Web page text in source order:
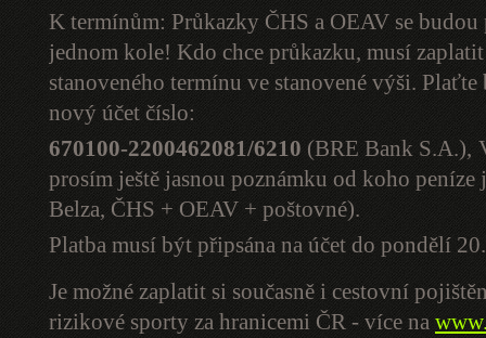
K termínům: Průkazky ČHS a OEAV se
jednom kole! Kdo chce průkazku, musí
stanoveného termínu ve stanovené výši.
nový účet číslo:
670100-2200462081/6210 (BRE Bank S.A.),
prosím ještě jasnou poznámku od koho
Belza, ČHS + OEAV + poštovné).
Platba musí být připsána na účet do pondělí
Je možné zaplatit si současně i cestovní
rizikové sporty za hranicemi ČR - více na